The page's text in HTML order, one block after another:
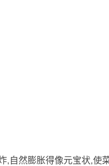
,自然膨胀得像元宝状,使